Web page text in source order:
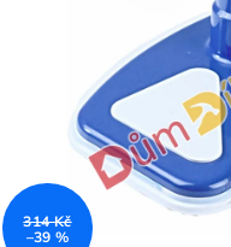
hvězdiček.
314 Kč
–39 %